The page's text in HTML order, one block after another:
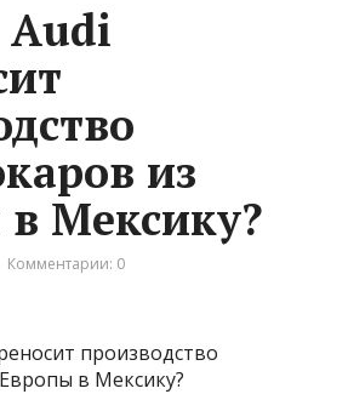
из
Мексику?
Комментарии: 0